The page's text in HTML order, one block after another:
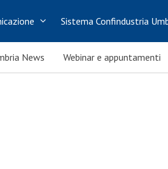
Sistema Confindustria
News Webinar e appuntamenti